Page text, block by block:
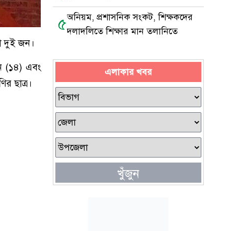
দুই জন।
(১৪) এবং
ছাত্র।
৫অনিয়ম, প্রশাসনিক সংকট, শিক্ষকদের
দলাদলিতে শিক্ষার মান তলানিতে
এলাকার খবর
খুঁজুন